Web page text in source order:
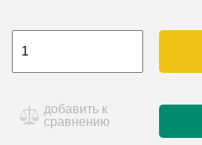
добавить к
сравнению